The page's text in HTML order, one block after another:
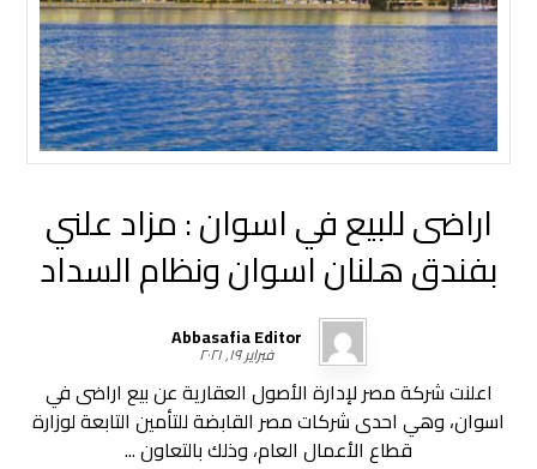
اراضى للبيع في اسوان : مزاد علني
بفندق هلنان اسوان ونظام السداد
Abbasafia Editor
فبراير ١٩, ٢٠٢١
اعلنت شركة مصر لإدارة الأصول العقارية عن بيع اراضى في
اسوان، وهي احدى شركات مصر القابضة للتأمين التابعة لوزارة
قطاع الأعمال العام، وذلك بالتعاون ...